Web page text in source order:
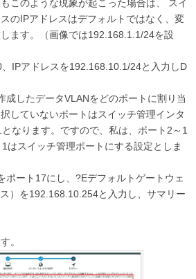
このような現象が起こった場合は、 スイ
のIPアドレスはデフォルトではなく、変
ます。（画像では192.168.1.1/24を設
IPアドレスを192.168.10.1/24と入力しD
成したデータVLANをどのポートに割り当
していないポートはスイッチ管理インタ
なります。ですので、私は、ポート2～1
はスイッチ管理ポートにする設定としま
ポート17にし、?Eデフォルトゲートウェ
）を192.168.10.254と入力し、サマリー
。